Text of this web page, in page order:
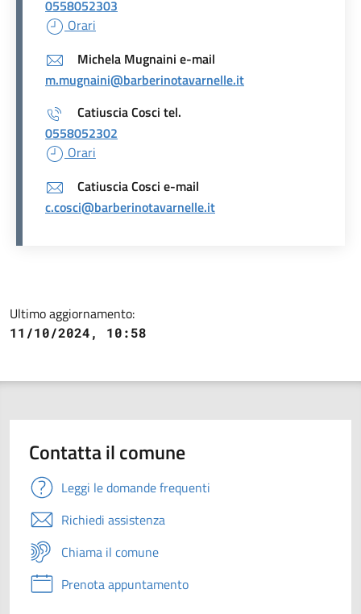
0558052303
Orari
Michela Mugnaini e-mail
m.mugnaini@barberinotavarnelle.it
Catiuscia Cosci tel.
0558052302
Orari
Catiuscia Cosci e-mail
c.cosci@barberinotavarnelle.it
Ultimo aggiornamento:
11/10/2024, 10:58
Contatta il comune
Leggi le domande frequenti
Richiedi assistenza
Chiama il comune
Prenota appuntamento